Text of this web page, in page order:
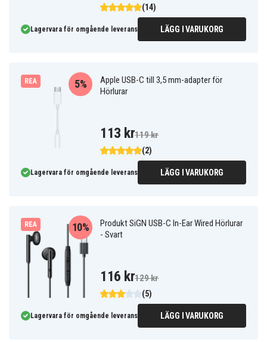
(14)
Lagervara för omgående leverans LÄGG I VARUKORG
REA
Apple USB-C till 3,5 mm-adapter för
Hörlurar
(2)
5%
113 kr119 kr
Lagervara för omgående leverans LÄGG I VARUKORG
REA
Produkt SiGN USB-C In-Ear Wired Hörlurar
- Svart
(5)
10%
116 kr129 kr
Lagervara för omgående leverans LÄGG I VARUKORG